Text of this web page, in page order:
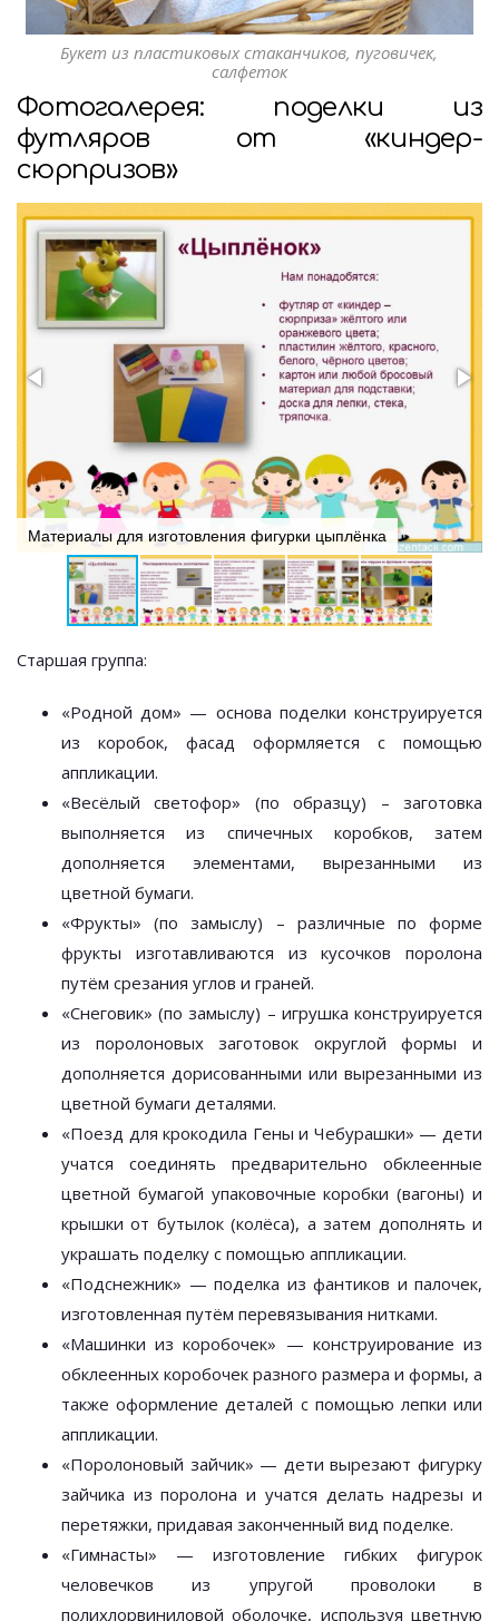
Букет из пластиковых стаканчиков, пуговичек,
салфеток
Фотогалерея: поделки из
футляров от «киндер-
сюрпризов»
Материалы для изготовления фигурки цыплёнка
Старшая группа:
«Родной дом» — основа поделки конструируется
из коробок, фасад оформляется с помощью
аппликации.
«Весёлый светофор» (по образцу) – заготовка
выполняется из спичечных коробков, затем
дополняется элементами, вырезанными из
цветной бумаги.
«Фрукты» (по замыслу) – различные по форме
фрукты изготавливаются из кусочков поролона
путём срезания углов и граней.
«Снеговик» (по замыслу) – игрушка конструируется
из поролоновых заготовок округлой формы и
дополняется дорисованными или вырезанными из
цветной бумаги деталями.
«Поезд для крокодила Гены и Чебурашки» — дети
учатся соединять предварительно обклеенные
цветной бумагой упаковочные коробки (вагоны) и
крышки от бутылок (колёса), а затем дополнять и
украшать поделку с помощью аппликации.
«Подснежник» — поделка из фантиков и палочек,
изготовленная путём перевязывания нитками.
«Машинки из коробочек» — конструирование из
обклеенных коробочек разного размера и формы, а
также оформление деталей с помощью лепки или
аппликации.
«Поролоновый зайчик» — дети вырезают фигурку
зайчика из поролона и учатся делать надрезы и
перетяжки, придавая законченный вид поделке.
«Гимнасты» — изготовление гибких фигурок
человечков из упругой проволоки в
полихлорвиниловой оболочке, используя цветную